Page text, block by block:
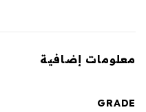
معلومات إضافية
GRADE